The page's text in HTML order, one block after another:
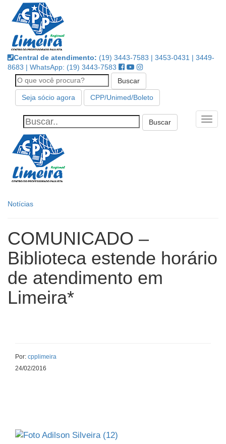
Pular
para
conteúdo
Central de atendimento: (19) 3443-7583 | 3453-0431 | 3449-
8683 | WhatsApp: (19) 3443-7583
Buscar
Seja sócio agora CPP/Unimed/Boleto
Notícias
COMUNICADO –
Biblioteca estende horário
de atendimento em
Limeira*
Por: cpplimeira
24/02/2016